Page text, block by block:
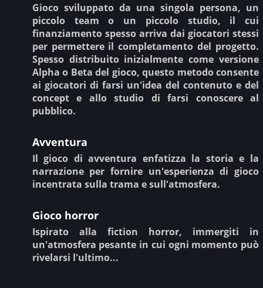
Gioco sviluppato da una singola persona, un
piccolo team o un piccolo studio, il cui
finanziamento spesso arriva dai giocatori stessi
per permettere il completamento del progetto.
Spesso distribuito inizialmente come versione
Alpha o Beta del gioco, questo metodo consente
ai giocatori di farsi un'idea del contenuto e del
concept e allo studio di farsi conoscere al
pubblico.
Avventura
Il gioco di avventura enfatizza la storia e la
narrazione per fornire un'esperienza di gioco
incentrata sulla trama e sull'atmosfera.
Gioco horror
Ispirato alla fiction horror, immergiti in
un'atmosfera pesante in cui ogni momento può
rivelarsi l'ultimo...